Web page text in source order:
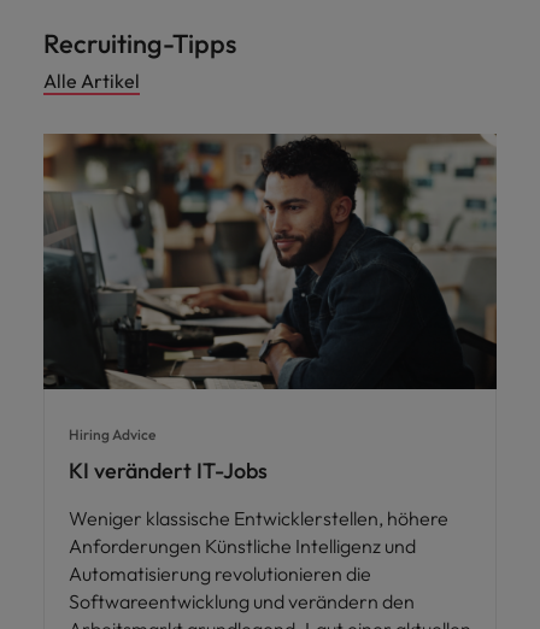
Recruiting-Tipps
Alle Artikel
Hiring Advice
KI verändert IT-Jobs
Weniger klassische Entwicklerstellen, höhere
Anforderungen Künstliche Intelligenz und
Automatisierung revolutionieren die
Softwareentwicklung und verändern den